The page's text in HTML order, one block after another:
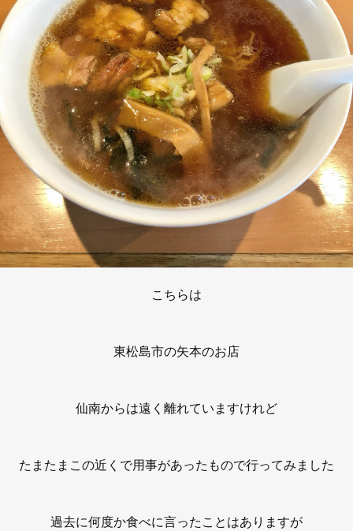
こちらは
東松島市の矢本のお店
仙南からは遠く離れていますけれど
たまたまこの近くで用事があったもので行ってみました
過去に何度か食べに言ったことはありますが